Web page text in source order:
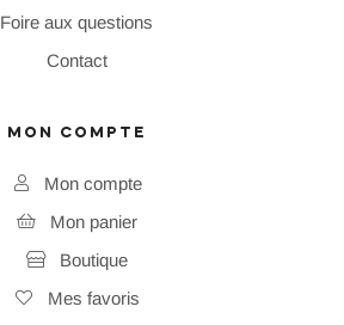
Foire aux questions
Contact
MON COMPTE
Mon compte
Mon panier
Boutique
Mes favoris